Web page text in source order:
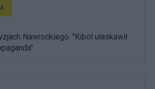
Nawrockiego. "Kibol ułaskawił